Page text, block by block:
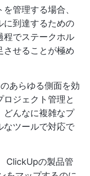
管理する場合、
に到達するための
程でステークホル
させることが極め
あらゆる側面を効
ジェクト管理と
どんなに複雑なプ
なツールで対応で
ClickUpの製品管